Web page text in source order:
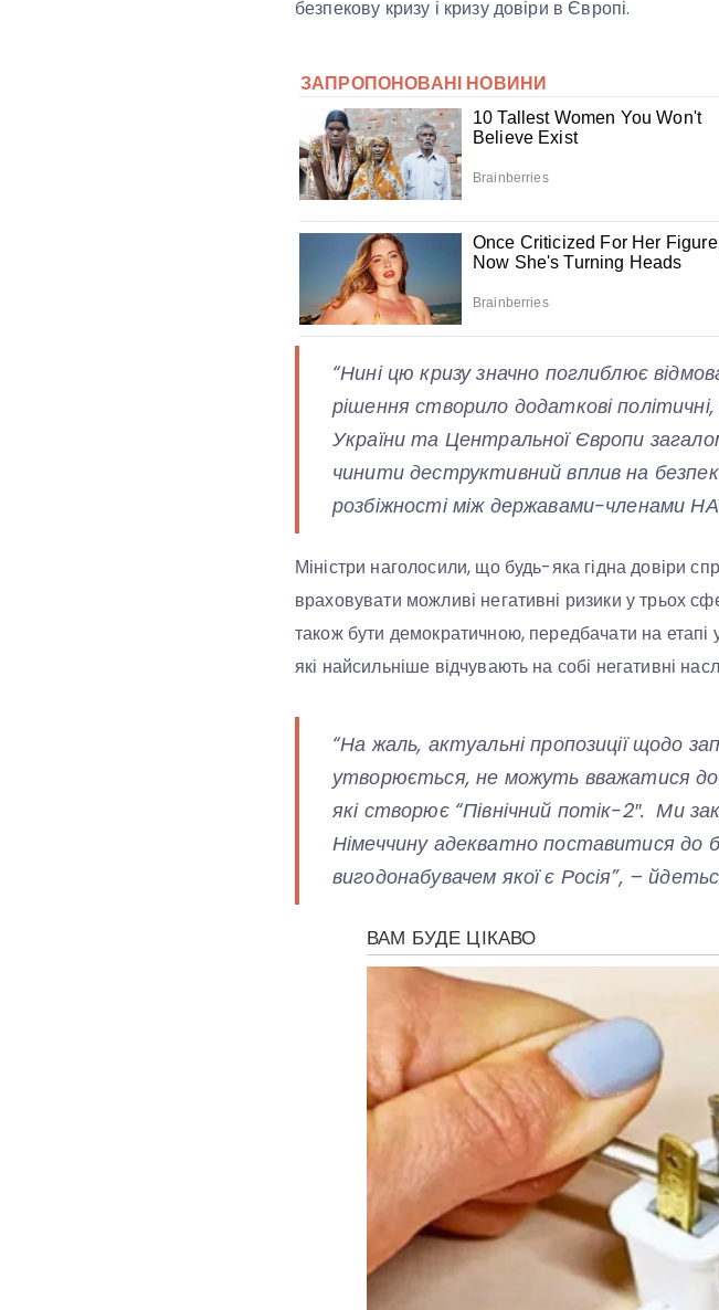
безпекову кризу і кризу довіри в Європі.
“Нині цю кризу значно поглиблює
рішення створило додаткові
України та Центральної Європи
чинити деструктивний вплив на
розбіжності між державами-членами
Міністри наголосили, що будь-яка гідна довіри
враховувати можливі негативні ризики у трьох
також бути демократичною, передбачати на
які найсильніше відчувають на собі негативні
“На жаль, актуальні пропозиції щодо
утворюється, не можуть вважатися
які створює “Північний потік-2″. Ми
Німеччину адекватно поставитися до
вигодонабувачем якої є Росія”, –